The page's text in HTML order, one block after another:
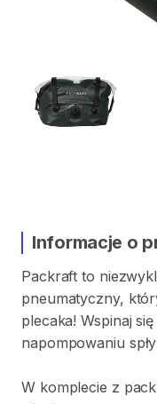
Informacje o
Packraft to
pneumatyczny​,​
plecaka! Wspinaj się
napompowaniu
W komplecie z